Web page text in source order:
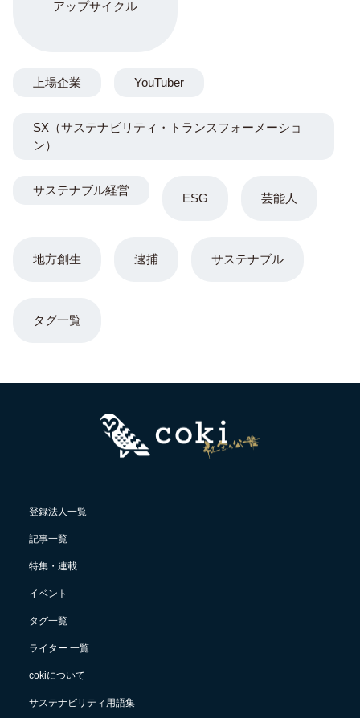
アップサイクル
ESG 芸能人
地方創生 逮捕 サステナブル
上場企業 YouTuber
SX（サステナビリティ・トランスフォーメーショ
ン）
サステナブル経営
タグ一覧
登録法人一覧
記事一覧
特集・連載
イベント
タグ一覧
ライター 一覧
cokiについて
サステナビリティ用語集